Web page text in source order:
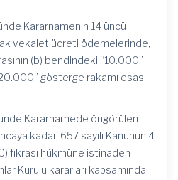
Kararnamenin 14 üncü
vekalet ücreti ödemelerinde,
(b) bendindeki “10.000”
gösterge rakamı esas
Kararnamede öngörülen
kadar, 657 sayılı Kanunun 4
fıkrası hükmüne istinaden
Kurulu kararları kapsamında